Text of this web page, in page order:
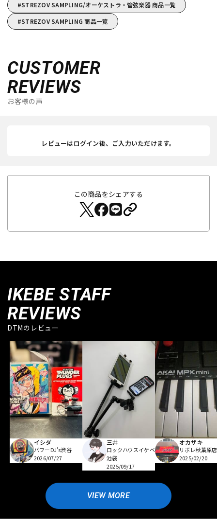
STREZOV SAMPLING/オーケストラ・管弦楽器 商品一覧
STREZOV SAMPLING 商品一覧
CUSTOMER
REVIEWS
お客様の声
レビューはログイン後、ご入力いただけます。
この商品をシェアする
IKEBE STAFF
REVIEWS
DTMのレビュー
イシダ
パワーDJ's渋谷
2026/07/27
三井
ロックハウスイケベ
池袋
2025/09/17
オカザキ
リボレ秋葉原店
2025/02/20
VIEW MORE